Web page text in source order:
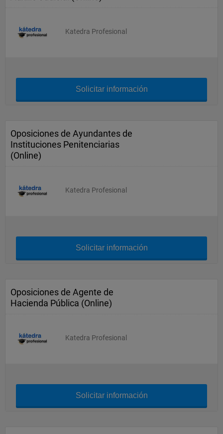
Katedra Profesional
Solicitar información
Oposiciones de Ayundantes de
Instituciones Penitenciarias
(Online)
Katedra Profesional
Solicitar información
Oposiciones de Agente de
Hacienda Pública (Online)
Katedra Profesional
Solicitar información